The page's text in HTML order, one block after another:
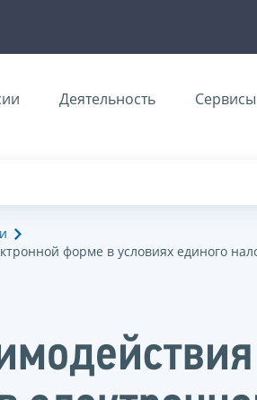
Деятельность Сервисы
форме в условиях единого